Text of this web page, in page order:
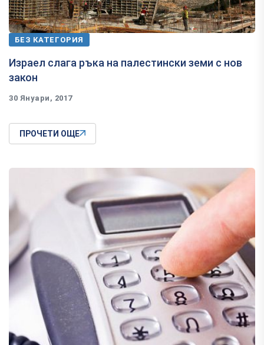
БЕЗ КАТЕГОРИЯ
​Израел слага ръка на палестински земи с нов
закон
30 Януари, 2017
ПРОЧЕТИ ОЩЕ